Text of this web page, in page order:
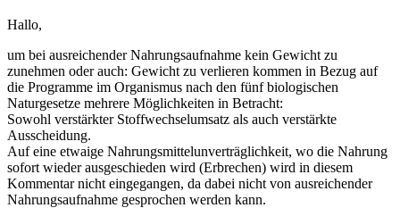
Hallo,
um bei ausreichender Nahrungsaufnahme kein Gewicht zu
zunehmen oder auch: Gewicht zu verlieren kommen in Bezug auf
die Programme im Organismus nach den fünf biologischen
Naturgesetze mehrere Möglichkeiten in Betracht:
Sowohl verstärkter Stoffwechselumsatz als auch verstärkte
Ausscheidung.
Auf eine etwaige Nahrungsmittelunverträglichkeit, wo die Nahrung
sofort wieder ausgeschieden wird (Erbrechen) wird in diesem
Kommentar nicht eingegangen, da dabei nicht von ausreichender
Nahrungsaufnahme gesprochen werden kann.